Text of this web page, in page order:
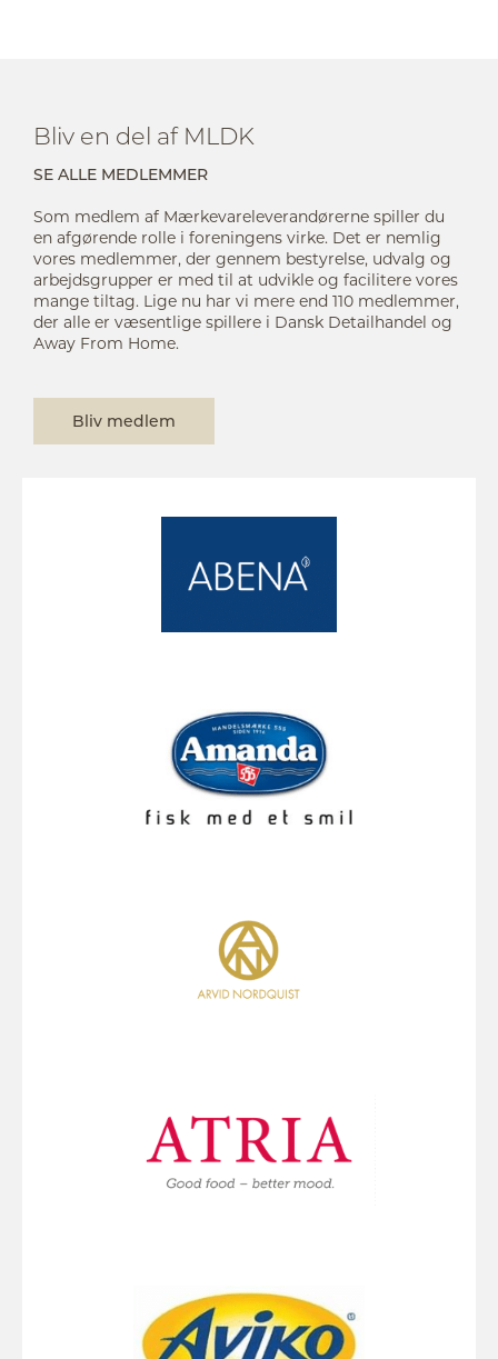
Bliv en del af MLDK
SE ALLE MEDLEMMER
Som medlem af Mærkevareleverandørerne spiller du
en afgørende rolle i foreningens virke. Det er nemlig
vores medlemmer, der gennem bestyrelse, udvalg og
arbejdsgrupper er med til at udvikle og facilitere vores
mange tiltag. Lige nu har vi mere end 110 medlemmer,
der alle er væsentlige spillere i Dansk Detailhandel og
Away From Home.
Bliv medlem